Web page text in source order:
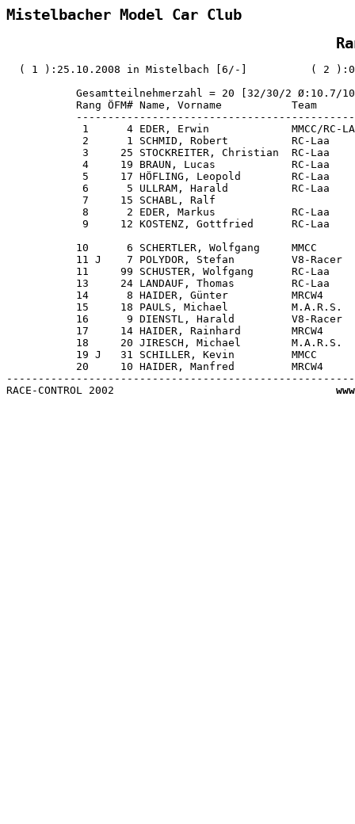
Mistelbacher Model Car Club
( 1 ):25.10.2008 in Mistelbach [6/-]          ( 2
Gesamtteilnehmerzahl = 20 [32/30/2 Ø:10.7/
Rang ÖFM# Name, Vorname           Team
1      4 EDER, Erwin             MMCC/RC-
2      1 SCHMID, Robert          RC-Laa
3     25 STOCKREITER, Christian  RC-Laa
4     19 BRAUN, Lucas            RC-Laa
5     17 HÖFLING, Leopold        RC-Laa
6      5 ULLRAM, Harald          RC-Laa
7     15 SCHABL, Ralf
8      2 EDER, Markus            RC-Laa
9     12 KOSTENZ, Gottfried      RC-Laa
10      6 SCHERTLER, Wolfgang     MMCC
11 J    7 POLYDOR, Stefan         V8-Racer
11     99 SCHUSTER, Wolfgang      RC-Laa
13     24 LANDAUF, Thomas         RC-Laa
14      8 HAIDER, Günter          MRCW4
15     18 PAULS, Michael          M.A.R.S.
16      9 DIENSTL, Harald         V8-Racer
17     14 HAIDER, Rainhard        MRCW4
18     20 JIRESCH, Michael        M.A.R.S.
19 J   31 SCHILLER, Kevin         MMCC
20     10 HAIDER, Manfred         MRCW4
RACE-CONTROL 2002